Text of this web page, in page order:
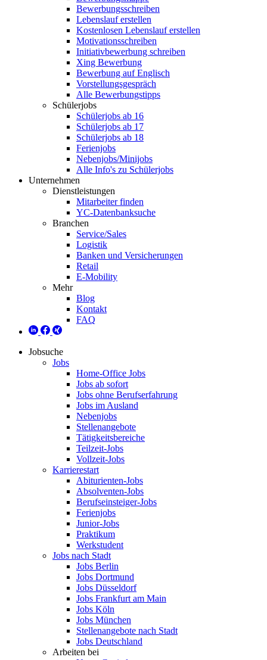
Bewerbungsschreiben
Lebenslauf erstellen
Kostenlosen Lebenslauf erstellen
Motivationsschreiben
Initiativbewerbung schreiben
Xing Bewerbung
Bewerbung auf Englisch
Vorstellungsgespräch
Alle Bewerbungstipps
Schülerjobs
Schülerjobs ab 16
Schülerjobs ab 17
Schülerjobs ab 18
Ferienjobs
Nebenjobs/Minijobs
Alle Info's zu Schülerjobs
Unternehmen
Dienstleistungen
Mitarbeiter finden
YC-Datenbanksuche
Branchen
Service/Sales
Logistik
Banken und Versicherungen
Retail
E-Mobility
Mehr
Blog
Kontakt
FAQ
Jobsuche
Jobs
Home-Office Jobs
Jobs ab sofort
Jobs ohne Berufserfahrung
Jobs im Ausland
Nebenjobs
Stellenangebote
Tätigkeitsbereiche
Teilzeit-Jobs
Vollzeit-Jobs
Karrierestart
Abiturienten-Jobs
Absolventen-Jobs
Berufseinsteiger-Jobs
Ferienjobs
Junior-Jobs
Praktikum
Werkstudent
Jobs nach Stadt
Jobs Berlin
Jobs Dortmund
Jobs Düsseldorf
Jobs Frankfurt am Main
Jobs Köln
Jobs München
Stellenangebote nach Stadt
Jobs Deutschland
Arbeiten bei